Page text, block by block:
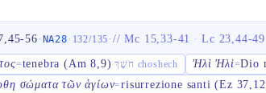
56· NA28· 132/135·//Mc 15,33-41 · Lc 23,44-49
=tenebra (Am 8,9) חֹשֶׁךְ choshech Ἠλὶ Ἠλὶ=Dio
σώματα τῶν ἁγίων=risurrezione santi (Ez